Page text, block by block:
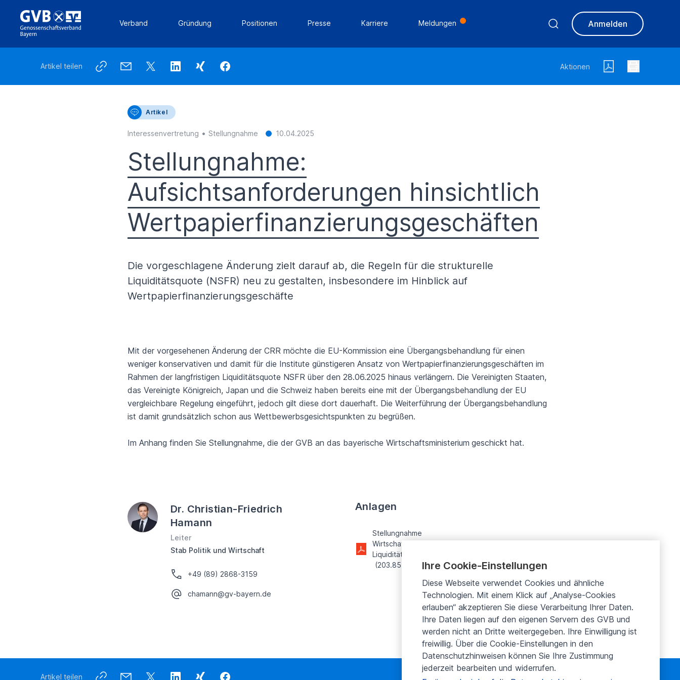
Verband Gründung Positionen Presse Karriere Meldungen Anmelden
Artikel teilen Aktionen
Artikel
Interessenvertretung • Stellungnahme 10.04.2025
Stellungnahme:
Aufsichtsanforderungen hinsichtlich
Wertpapierfinanzierungsgeschäften
Die vorgeschlagene Änderung zielt darauf ab, die Regeln für die strukturelle
Liquiditätsquote (NSFR) neu zu gestalten, insbesondere im Hinblick auf
Wertpapierfinanzierungsgeschäfte
Mit der vorgesehenen Änderung der CRR möchte die EU-Kommission eine Übergangsbehandlung für einen
weniger konservativen und damit für die Institute günstigeren Ansatz von Wertpapierfinanzierungsgeschäften im
Rahmen der langfristigen Liquiditätsquote NSFR über den 28.06.2025 hinaus verlängern. Die Vereinigten Staaten,
das Vereinigte Königreich, Japan und die Schweiz haben bereits eine mit der Übergangsbehandlung der EU
vergleichbare Regelung eingeführt, jedoch gilt diese dort dauerhaft. Die Weiterführung der Übergangsbehandlung
ist damit grundsätzlich schon aus Wettbewerbsgesichtspunkten zu begrüßen.
Im Anhang finden Sie Stellungnahme, die der GVB an das bayerische Wirtschaftsministerium geschickt hat.
Dr. Christian-Friedrich
Hamann
Leiter
Stab Politik und Wirtschaft
+49 (89) 2868-3159
chamann@gv-bayern.de
Anlagen
Stellungnahme
Wirtschaftsministerium Strukturelle
Liquiditätsquote NSFR (10.04.2025)
(203.85 KB)
Artikel teilen Aktionen
Ihre Cookie-Einstellungen
Diese Webseite verwendet Cookies und ähnliche
Technologien. Mit einem Klick auf „Analyse-Cookies
erlauben“ akzeptieren Sie diese Verarbeitung Ihrer Daten.
Ihre Daten liegen auf den eigenen Servern des GVB und
werden nicht an Dritte weitergegeben. Ihre Einwilligung ist
freiwillig. Über die Cookie-Einstellungen in den
Datenschutzhinweisen können Sie Ihre Zustimmung
jederzeit bearbeiten und widerrufen.